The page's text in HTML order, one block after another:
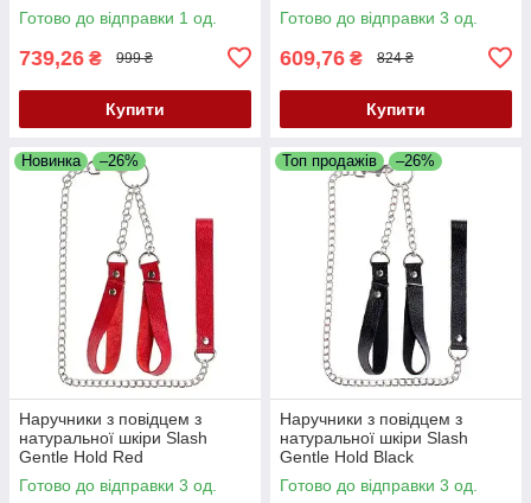
Готово до відправки 1 од.
739,26 ₴ 999 ₴
Купити
Готово до відправки 3 од.
609,76 ₴ 824 ₴
Купити
Новинка –26%
Наручники з повідцем з
натуральної шкіри Slash
Gentle Hold Red
Готово до відправки 3 од.
Топ продажів –26%
Наручники з повідцем з
натуральної шкіри Slash
Gentle Hold Black
Готово до відправки 3 од.